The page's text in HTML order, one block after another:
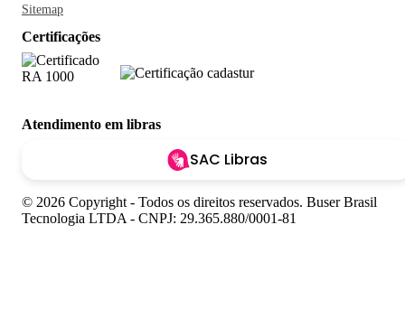
Sitemap
Certificações
Atendimento em libras
SAC Libras
© 2026 Copyright - Todos os direitos reservados. Buser Brasil
Tecnologia LTDA - CNPJ: 29.365.880/0001-81